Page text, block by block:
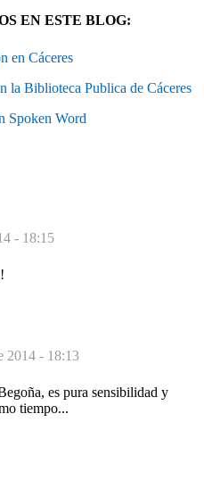
EN ESTE BLOG:
en Cáceres
la Biblioteca Publica de Cáceres
Spoken Word
- 18:15
2014 - 18:13
es pura sensibilidad y
tiempo...